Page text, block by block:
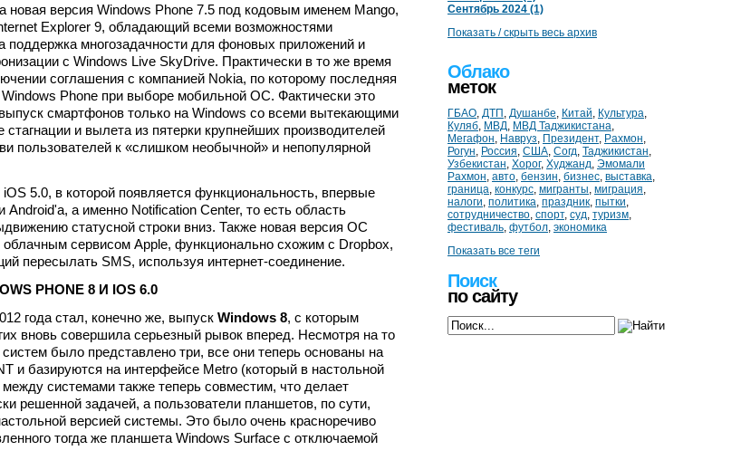
версия Windows Phone 7.5 под кодовым именем Mango,
Explorer 9, обладающий всеми возможностями
поддержка многозадачности для фоновых приложений и
с Windows Live SkyDrive. Практически в то же время
соглашения с компанией Nokia, по которому последняя
Phone при выборе мобильной ОС. Фактически это
смартфонов только на Windows со всеми вытекающими
и вылета из пятерки крупнейших производителей
пользователей к «слишком необычной» и непопулярной
5.0, в которой появляется функциональность, впервые
Android'a, а именно Notification Center, то есть область
статусной строки вниз. Также новая версия ОС
облачным сервисом Apple, функционально схожим с Dropbox,
пересылать SMS, используя интернет-соединение.
PHONE 8 И IOS 6.0
года стал, конечно же, выпуск Windows 8, с которым
вновь совершила серьезный рывок вперед. Несмотря на то
было представлено три, все они теперь основаны на
и базируются на интерфейсе Metro (который в настольной
системами также теперь совместим, что делает
решенной задачей, а пользователи планшетов, по сути,
версией системы. Это было очень красноречиво
тогда же планшета Windows Surface с отключаемой
Сентябрь 2024 (1)
Показать / скрыть весь архив
Облако
меток
ГБАО, ДТП , Душанбе, Китай, Культура,
Куляб, МВД, МВД Таджикистана,
Мегафон, Навруз, Президент, Рахмон,
Рогун, Россия, США, Согд, Таджикистан,
Узбекистан, Хорог, Худжанд, Эмомали
Рахмон, авто, бензин, бизнес, выставка,
граница, конкурс, мигранты, миграция,
налоги, политика, праздник, пытки,
сотрудничество, спорт, суд, туризм,
фестиваль, футбол, экономика
Показать все теги
Поиск
по сайту